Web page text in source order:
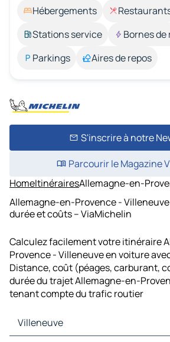
Hébergements
Stations service
Bornes
Parkings
Aires de repos
S'inscrire à notre
Parcourir le Magazine
HomeItinérairesAllemagne-en-
Allemagne-en-Provence -
durée et coûts – ViaMichelin
Calculez facilement votre itinéraire
Provence - Villeneuve en voiture
Distance, coût (péages, carburant,
durée du trajet Allemagne-en-
tenant compte du trafic routier
Villeneuve